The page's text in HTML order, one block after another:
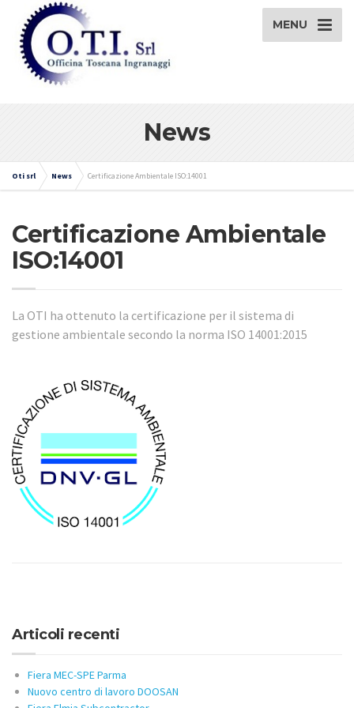
MENU
News
Oti srl News Certificazione Ambientale ISO:14001
Certificazione Ambientale
ISO:14001
La OTI ha ottenuto la certificazione per il sistema di
gestione ambientale secondo la norma ISO 14001:2015
Articoli recenti
Fiera MEC-SPE Parma
Nuovo centro di lavoro DOOSAN